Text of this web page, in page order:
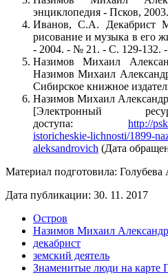
энциклопедия - Псков,
Иванов, С.А. Декабрист
рисование и музыка в его
- 2004. - № 21. - С. 129-132.
Назимов Михаил
Назимов Михаил
Сибирское книжное
Назимов Михаил
[Электронный
доступа: http://
istoricheskie-lichnosti/1899-
aleksandrovich (Дата
Материал подготовила: Голубева
Дата публикации: 30. 11. 2017
Остров
Назимов Михаил
декабрист
земский деятель
Знаменитые люди на карте